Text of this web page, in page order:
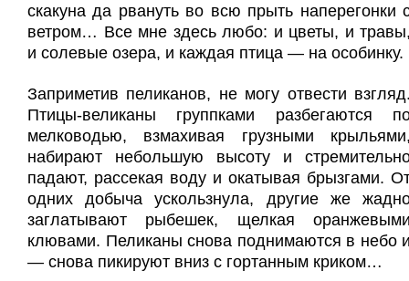
скакуна да рвануть во всю прыть наперегонки
ветром… Все мне здесь любо: и цветы, и
и солевые озера, и каждая птица — на особинку.
Заприметив пеликанов, не могу отвести
Птицы-великаны группками разбегаются
мелководью, взмахивая грузными
набирают небольшую высоту и
падают, рассекая воду и окатывая брызгами.
одних добыча ускользнула, другие же
заглатывают рыбешек, щелкая
клювами. Пеликаны снова поднимаются в небо
— снова пикируют вниз с гортанным криком…